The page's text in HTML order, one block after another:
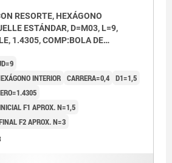
RESORTE, HEXÁGONO
ESTÁNDAR, D=M03, L=9,
1.4305, COMP:BOLA DE
INTERIOR CARRERA=0,4 D1=1,5
F1 APROX. N=1,5
F2 APROX. N=3